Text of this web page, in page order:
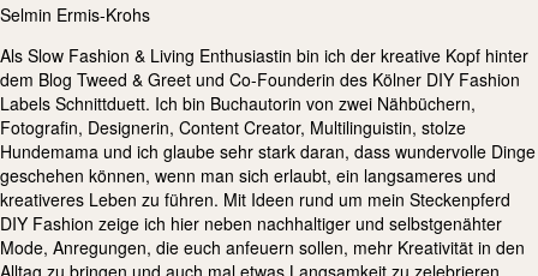
Selmin Ermis-Krohs
Als Slow Fashion & Living Enthusiastin bin ich der kreative Kopf hinter
dem Blog Tweed & Greet und Co-Founderin des Kölner DIY Fashion
Labels Schnittduett. Ich bin Buchautorin von zwei Nähbüchern,
Fotografin, Designerin, Content Creator, Multilinguistin, stolze
Hundemama und ich glaube sehr stark daran, dass wundervolle Dinge
geschehen können, wenn man sich erlaubt, ein langsameres und
kreativeres Leben zu führen. Mit Ideen rund um mein Steckenpferd
DIY Fashion zeige ich hier neben nachhaltiger und selbstgenähter
Mode, Anregungen, die euch anfeuern sollen, mehr Kreativität in den
Alltag zu bringen und auch mal etwas Langsamkeit zu zelebrieren.